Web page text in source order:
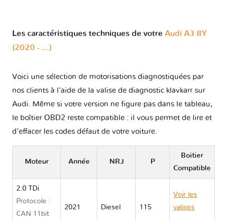
Les caractéristiques techniques de votre Audi A3 8Y
(2020 - ...)
Voici une sélection de motorisations diagnostiquées par
nos clients à l'aide de la valise de diagnostic klavkarr sur
Audi. Même si votre version ne figure pas dans le tableau,
le boîtier OBD2 reste compatible : il vous permet de lire et
d'effacer les codes défaut de votre voiture.
Moteur Année NRJ P
Boitier
Compatible
2.0 TDi
Protocole :
CAN 11bit
2021 Diesel 115
Voir les
valises